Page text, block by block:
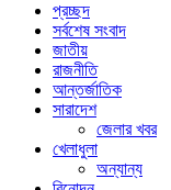
প্রচ্ছদ
সর্বশেষ সংবাদ
জাতীয়
রাজনীতি
আন্তর্জাতিক
সারাদেশ
জেলার খবর
খেলাধুলা
অন্যান্য